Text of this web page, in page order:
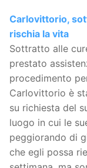
Carlovittorio,
rischia la vita
Sottratto alle
prestato
procedimento
Carlovittorio è
su richiesta del
luogo in cui le
peggiorando di
che egli possa